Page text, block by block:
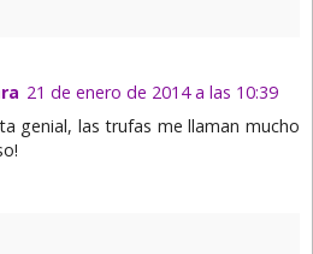
21 de enero de 2014 a las 10:39
genial, las trufas me llaman mucho